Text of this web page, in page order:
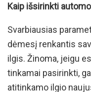
Kaip išsirinkti
Svarbiausias
dėmesį renkantis
ilgis. Žinoma, jeigu
tinkamai pasirinkti,
atitinkamo ilgio